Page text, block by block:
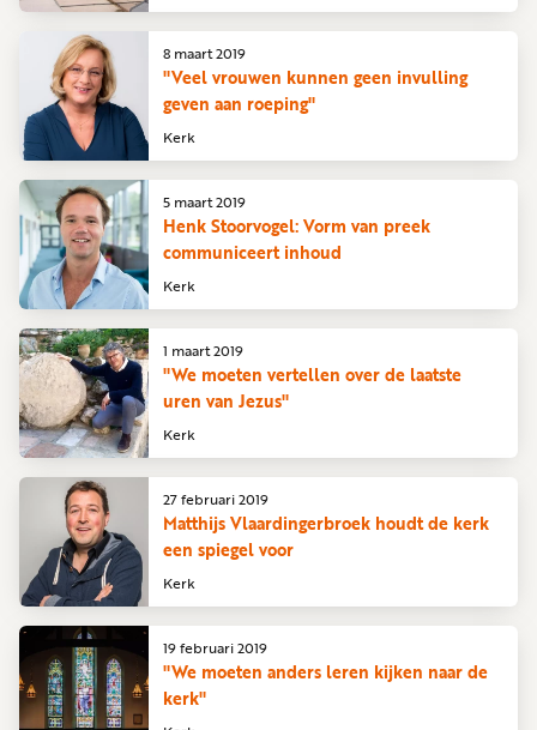
Kerk
"Veel vrouwen kunnen geen invulling
geven aan roeping"
8 maart 2019
Kerk
Henk Stoorvogel: Vorm van preek
communiceert inhoud
5 maart 2019
Kerk
"We moeten vertellen over de laatste
uren van Jezus"
1 maart 2019
Kerk
Matthijs Vlaardingerbroek houdt de kerk
een spiegel voor
27 februari 2019
"We moeten anders leren kijken naar de
kerk"
19 februari 2019